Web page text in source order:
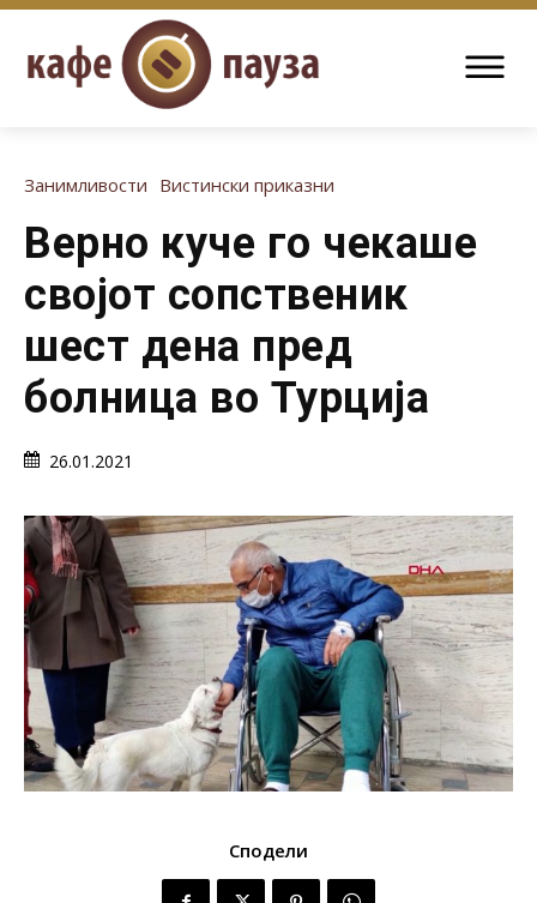
Занимливости Вистински приказни
Верно куче го чекаше
својот сопственик
шест дена пред
болница во Турција
26.01.2021
Сподели